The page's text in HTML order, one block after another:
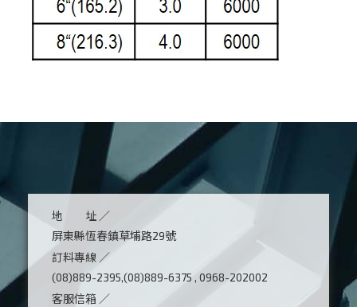
地 址 ／
屏東縣恆春鎮草埔路29號
訂料專線 ／
(08)889-2395,(08)889-6375 , 0968-202002
客服信箱 ／